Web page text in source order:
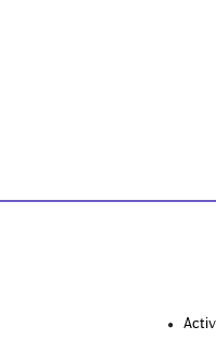
ยิ้มตล
งวลทุกการ
ล้หรือไกล เจ็บ